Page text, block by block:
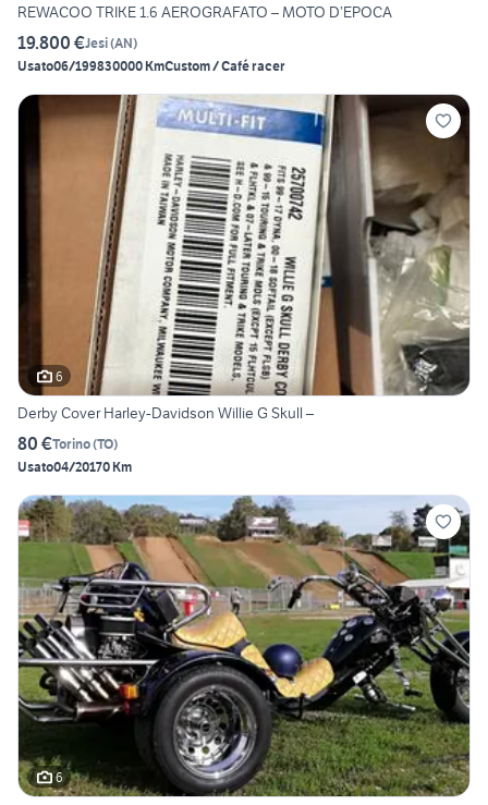
REWACOO TRIKE 1.6 AEROGRAFATO – MOTO D’EPOCA
19.800 €Jesi(AN)
Usato06/199830000 KmCustom / Café racer
6
Derby Cover Harley-Davidson Willie G Skull –
80 €Torino(TO)
Usato04/20170 Km
6